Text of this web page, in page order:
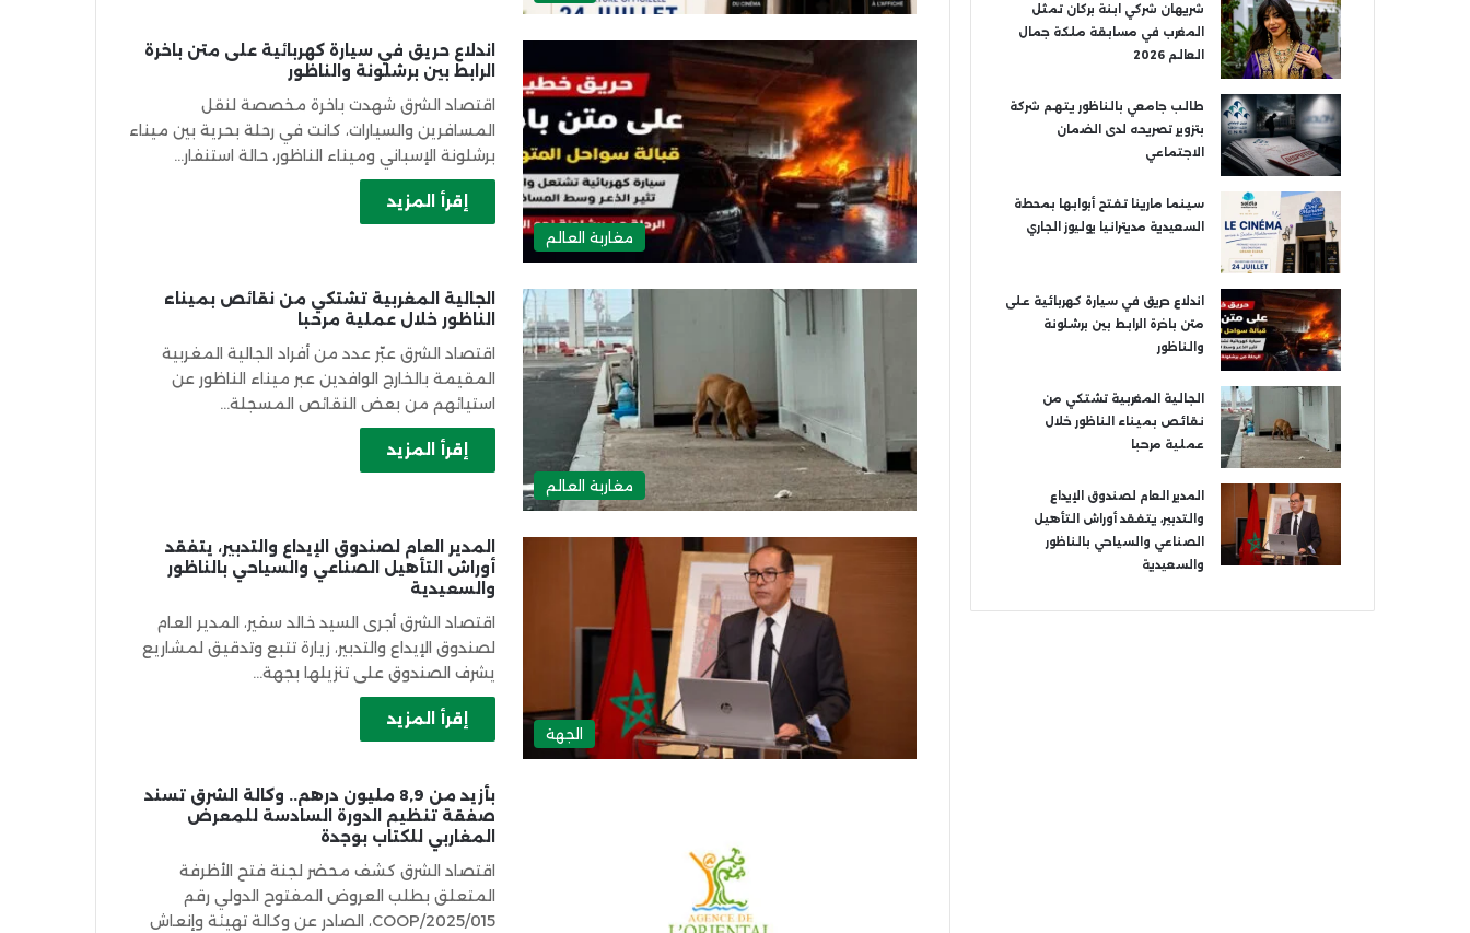
مغاربة العالم
اندلاع حريق في سيارة كهربائية على متن باخرة
الرابط بين برشلونة والناظور
اقتصاد الشرق شهدت باخرة مخصصة لنقل
المسافرين والسيارات، كانت في رحلة بحرية بين ميناء
برشلونة الإسباني وميناء الناظور، حالة استنفار…
إقرأ المزيد
مغاربة العالم
الجالية المغربية تشتكي من نقائص بميناء
الناظور خلال عملية مرحبا
اقتصاد الشرق عبّر عدد من أفراد الجالية المغربية
المقيمة بالخارج الوافدين عبر ميناء الناظور عن
استيائهم من بعض النقائص المسجلة…
إقرأ المزيد
الجهة
المدير العام لصندوق الإيداع والتدبير، يتفقد
أوراش التأهيل الصناعي والسياحي بالناظور
والسعيدية
اقتصاد الشرق أجرى السيد خالد سفير، المدير العام
لصندوق الإيداع والتدبير، زيارة تتبع وتدقيق لمشاريع
يشرف الصندوق على تنزيلها بجهة…
إقرأ المزيد
بأزيد من 8,9 مليون درهم.. وكالة الشرق تسند
صفقة تنظيم الدورة السادسة للمعرض
المغاربي للكتاب بوجدة
اقتصاد الشرق كشف محضر لجنة فتح الأظرفة
المتعلق بطلب العروض المفتوح الدولي رقم
015/COOP/2025، الصادر عن وكالة تهيئة وإنعاش
شريهان شركي ابنة بركان تمثل
المغرب في مسابقة ملكة جمال
العالم 2026
طالب جامعي بالناظور يتهم شركة
بتزوير تصريحه لدى الضمان
الاجتماعي
سينما مارينا تفتح أبوابها بمحطة
السعيدية مديترانيا يوليوز الجاري
اندلاع حريق في سيارة كهربائية على
متن باخرة الرابط بين برشلونة
والناظور
الجالية المغربية تشتكي من
نقائص بميناء الناظور خلال
عملية مرحبا
المدير العام لصندوق الإيداع
والتدبير، يتفقد أوراش التأهيل
الصناعي والسياحي بالناظور
والسعيدية